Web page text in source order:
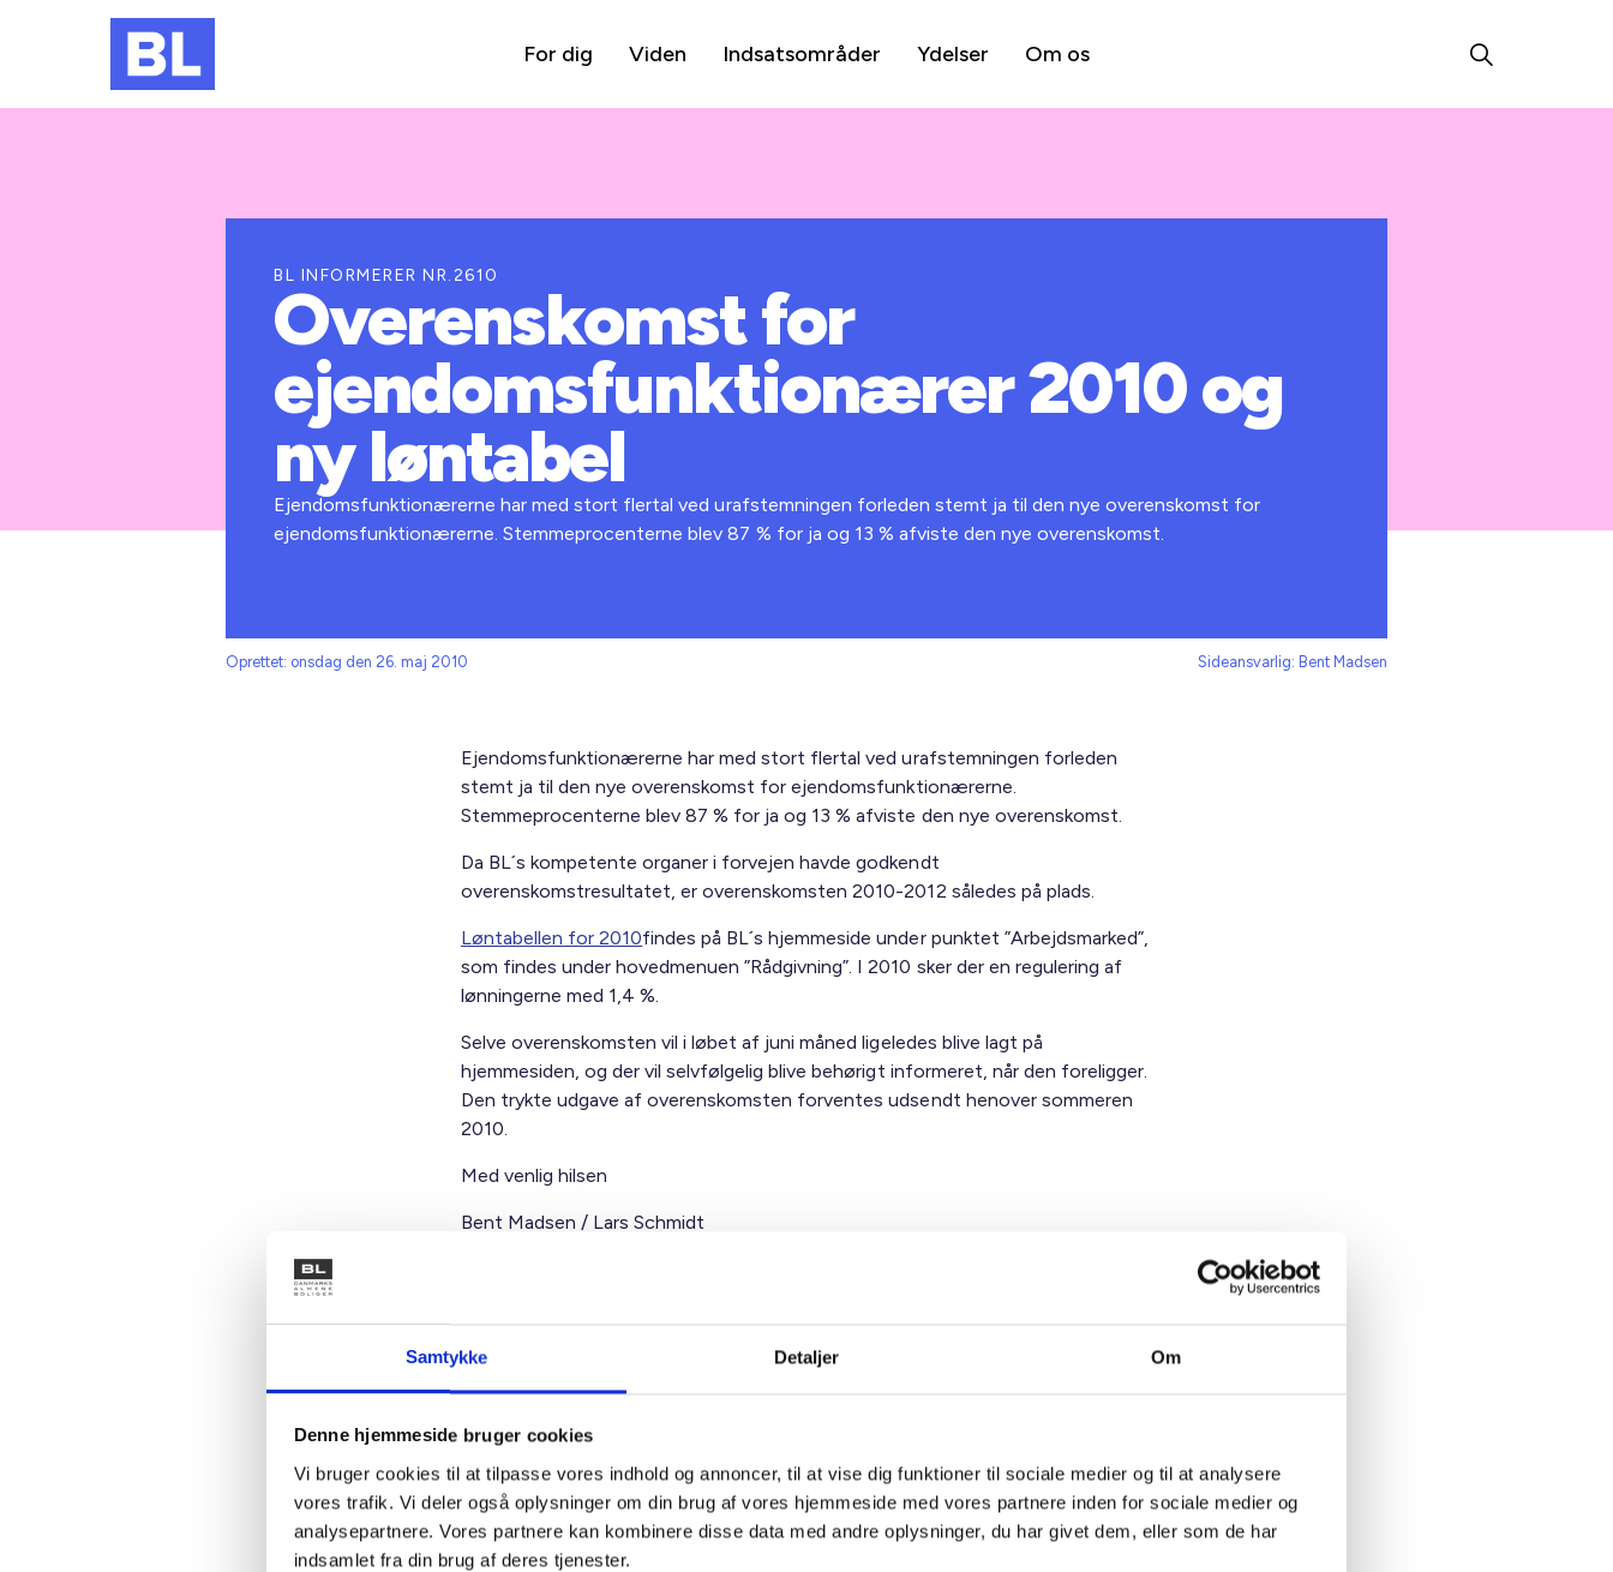
Samtykke Detaljer Om
Denne hjemmeside bruger cookies
Vi bruger cookies til at tilpasse vores indhold og annoncer, til at vise dig funktioner til sociale medier og til at analysere
vores trafik. Vi deler også oplysninger om din brug af vores hjemmeside med vores partnere inden for sociale medier og
analysepartnere. Vores partnere kan kombinere disse data med andre oplysninger, du har givet dem, eller som de har
indsamlet fra din brug af deres tjenester.
For dig Viden Indsatsområder Ydelser Om os
BL INFORMERER NR.2610
Overenskomst for
ejendomsfunktionærer 2010 og
ny løntabel
Ejendomsfunktionærerne har med stort flertal ved urafstemningen forleden stemt ja til den nye overenskomst for
ejendomsfunktionærerne. Stemmeprocenterne blev 87 % for ja og 13 % afviste den nye overenskomst.
Oprettet: onsdag den 26. maj 2010 Sideansvarlig: Bent Madsen
Ejendomsfunktionærerne har med stort flertal ved urafstemningen forleden
stemt ja til den nye overenskomst for ejendomsfunktionærerne.
Stemmeprocenterne blev 87 % for ja og 13 % afviste den nye overenskomst.
Da BL´s kompetente organer i forvejen havde godkendt
overenskomstresultatet, er overenskomsten 2010-2012 således på plads.
Løntabellen for 2010findes på BL´s hjemmeside under punktet ”Arbejdsmarked”,
som findes under hovedmenuen ”Rådgivning”. I 2010 sker der en regulering af
lønningerne med 1,4 %.
Selve overenskomsten vil i løbet af juni måned ligeledes blive lagt på
hjemmesiden, og der vil selvfølgelig blive behørigt informeret, når den foreligger.
Den trykte udgave af overenskomsten forventes udsendt henover sommeren
2010.
Med venlig hilsen
Bent Madsen / Lars Schmidt
Kontakt
Bent Madsen
Adm. direktør
Tlf: 28 88 18 77
Mail: bma@bl.dk